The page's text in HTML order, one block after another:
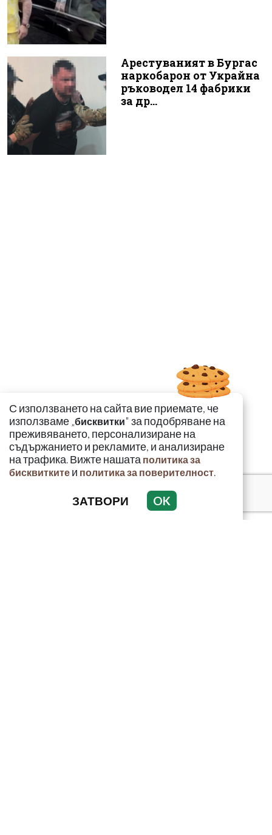
Арестуваният в Бургас
наркобарон от Украйна
ръководел 14 фабрики
за др...
С използването на сайта вие приемате, че
използваме „бисквитки" за подобряване на
преживяването, персонализиране на
съдържанието и рекламите, и анализиране
на трафика. Вижте нашата политика за
бисквитките и политика за поверителност.
ЗАТВОРИ OK